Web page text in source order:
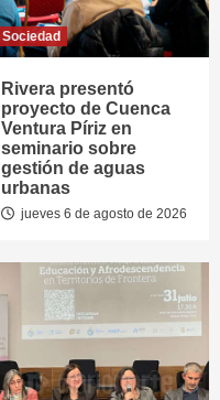
Sociedad
Rivera presentó
proyecto de Cuenca
Ventura Píriz en
seminario sobre
gestión de aguas
urbanas
jueves 6 de agosto de 2026